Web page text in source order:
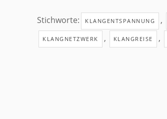
Stichworte: KLANGENTSPANNUNG ,
KLANGNETZWERK , KLANGREISE ,